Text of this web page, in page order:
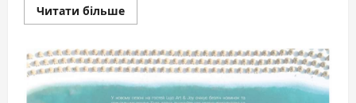
Читати більшеДокладніше
про
співачка
Наталія
Валевська
отримала
нагороду